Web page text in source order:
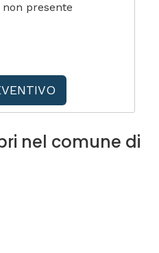
presente
nel comune di